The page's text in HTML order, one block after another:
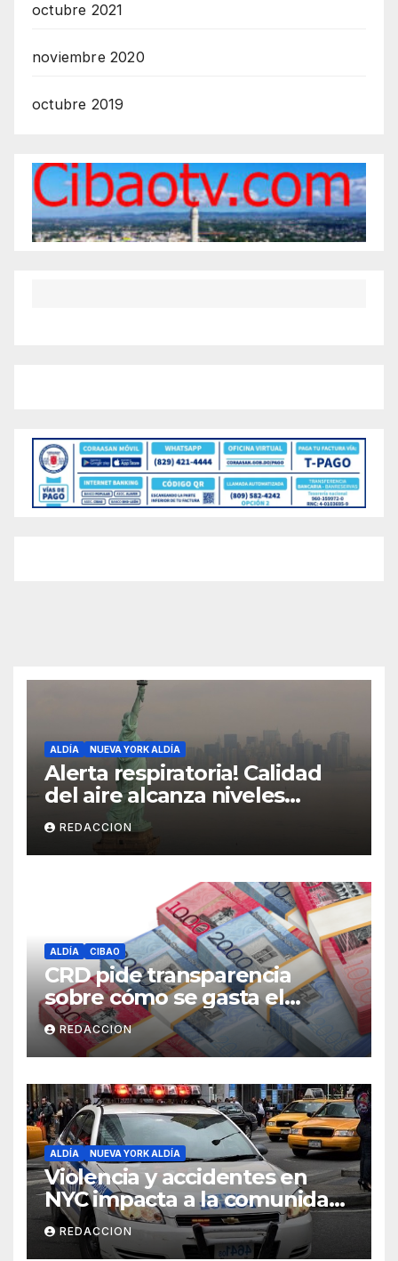
octubre 2021
noviembre 2020
octubre 2019
ALDÍA NUEVA YORK ALDÍA
Alerta respiratoria! Calidad
del aire alcanza niveles
peligrosos en NYC
REDACCION
ALDÍA CIBAO
CRD pide transparencia
sobre cómo se gasta el
dinero del Seguro Familiar de
Salud
REDACCION
ALDÍA NUEVA YORK ALDÍA
Violencia y accidentes en
NYC impacta a la comunidad
dominicana
REDACCION